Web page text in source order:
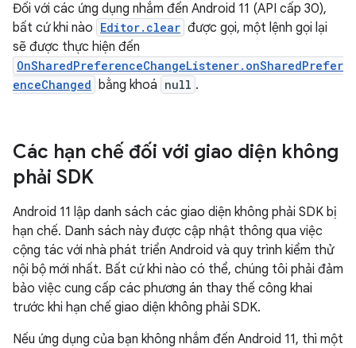
Đối với các ứng dụng nhắm đến Android 11 (API cấp 30),
bất cứ khi nào Editor.clear được gọi, một lệnh gọi lại
sẽ được thực hiện đến
OnSharedPreferenceChangeListener.onSharedPrefer
enceChanged bằng khoá null .
Các hạn chế đối với giao diện không
phải SDK
Android 11 lập danh sách các giao diện không phải SDK bị
hạn chế. Danh sách này được cập nhật thông qua việc
cộng tác với nhà phát triển Android và quy trình kiểm thử
nội bộ mới nhất. Bất cứ khi nào có thể, chúng tôi phải đảm
bảo việc cung cấp các phương án thay thế công khai
trước khi hạn chế giao diện không phải SDK.
Nếu ứng dụng của bạn không nhắm đến Android 11, thì một